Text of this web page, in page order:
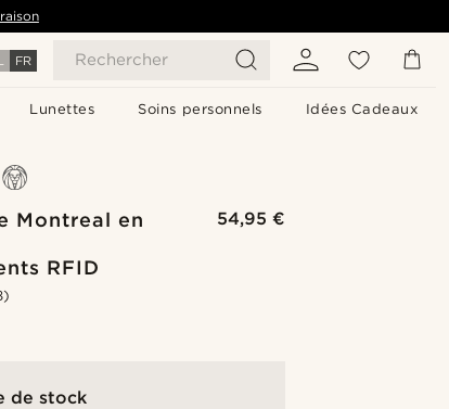
FR Rechercher
Lunettes Soins personnels Idées Cadeaux
Montreal en
RFID
54,95 €
de stock